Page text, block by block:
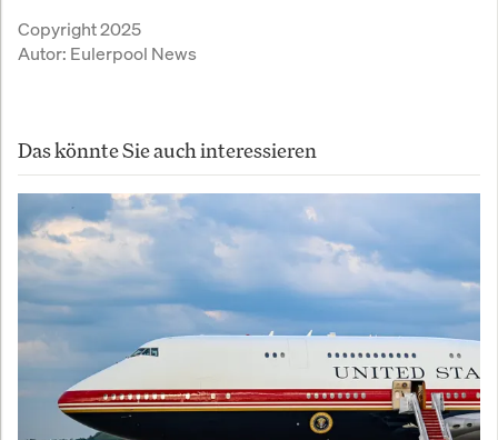
Copyright 2025
Autor: Eulerpool News
Das könnte Sie auch interessieren